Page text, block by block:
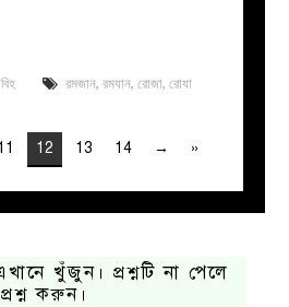
রমজান, রমযান, রোজা, রোযা
12 13 14 → »
খুঁজুন। প্রশ্নটি না পেলে
প্রশ্ন করুন।